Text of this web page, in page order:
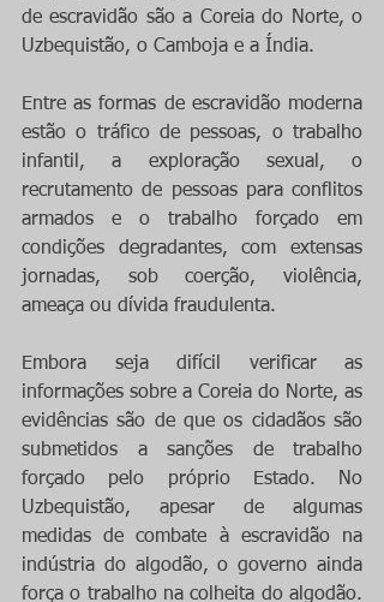
de escravidão são a Coreia do Norte, o
Uzbequistão, o Camboja e a Índia.
Entre as formas de escravidão moderna
estão o tráfico de pessoas, o trabalho
infantil, a exploração sexual, o
recrutamento de pessoas para conflitos
armados e o trabalho forçado em
condições degradantes, com extensas
jornadas, sob coerção, violência,
ameaça ou dívida fraudulenta.
Embora seja difícil verificar as
informações sobre a Coreia do Norte, as
evidências são de que os cidadãos são
submetidos a sanções de trabalho
forçado pelo próprio Estado. No
Uzbequistão, apesar de algumas
medidas de combate à escravidão na
indústria do algodão, o governo ainda
força o trabalho na colheita do algodão.